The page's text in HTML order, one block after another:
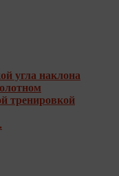
угла наклона
тренировкой